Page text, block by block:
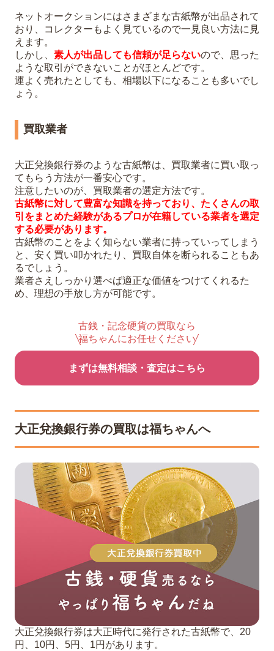
ネットオークションにはさまざまな古紙幣が出品されて
おり、コレクターもよく見ているので一見良い方法に見
えます。
しかし、 素人が出品しても信頼が足らないので、思った
ような取引ができないことがほとんどです。
運よく売れたとしても、相場以下になることも多いでし
ょう。
買取業者
大正兌換銀行券のような古紙幣は、買取業者に買い取っ
てもらう方法が一番安心です。
注意したいのが、買取業者の選定方法です。
古紙幣に対して豊富な知識を持っており、たくさんの取
引をまとめた経験があるプロが在籍している業者を選定
する必要があります。
古紙幣のことをよく知らない業者に持っていってしまう
と、安く買い叩かれたり、買取自体を断られることもあ
るでしょう。
業者さえしっかり選べば適正な価値をつけてくれるた
め、理想の手放し方が可能です。
古銭・記念硬貨の買取なら
福ちゃんにお任せください
まずは無料相談・査定はこちら
大正兌換銀行券の買取は福ちゃんへ
大正兌換銀行券は大正時代に発行された古紙幣で、20
円、10円、5円、1円があります。